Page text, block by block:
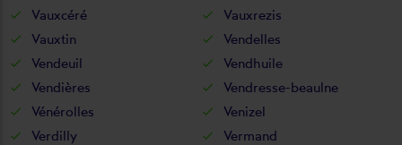
Vauxcéré
Vauxrezis
Vauxtin
Vendelles
Vendeuil
Vendhuile
Vendières
Vendresse-beaulne
Vénérolles
Venizel
Verdilly
Vermand